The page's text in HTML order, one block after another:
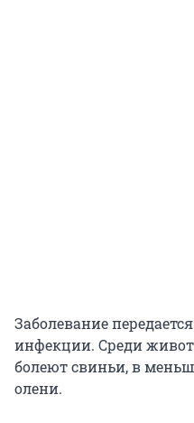
Заболевание
инфекции. Среди
болеют свиньи, в
олени.